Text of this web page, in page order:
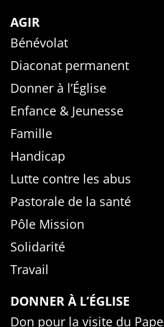
AGIR
Bénévolat
Diaconat permanent
Donner à l’Église
Enfance & Jeunesse
Famille
Handicap
Lutte contre les abus
Pastorale de la santé
Pôle Mission
Solidarité
Travail
DONNER À L’ÉGLISE
Don pour la visite du Pape